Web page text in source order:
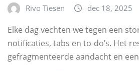
Rivo Tiesen dec 18, 2025
Elke dag vechten we tegen een
notificaties, tabs en to-do’s. Het
gefragmenteerde aandacht en